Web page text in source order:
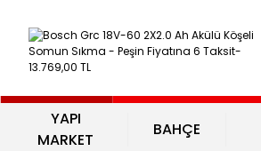
YAPI
MARKET
BAHÇE